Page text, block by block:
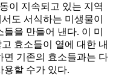
이 지속되고 있는 지역
도 서식하는 미생물이
을 만들어 낸다. 이 미
효소들이 열에 대한 내
면 기존의 효소들과는 다
용할 수가 있다.